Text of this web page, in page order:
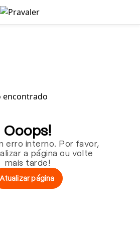
Ooops!
erro interno. Por favor,
a página ou volte
mais tarde!
Atualizar página